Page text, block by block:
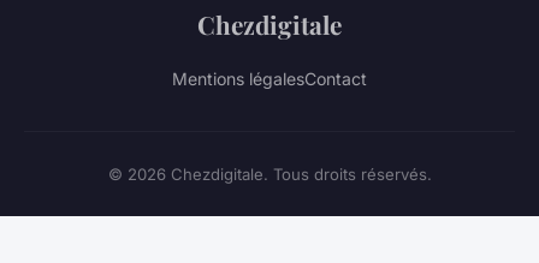
Chezdigitale
Mentions légalesContact
© 2026 Chezdigitale. Tous droits réservés.